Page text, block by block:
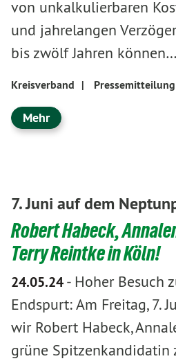
von unkalkulierbaren
und jahrelangen
bis zwölf Jahren können…
Kreisverband | Pressemitteilung
Mehr
7. Juni auf dem
Robert Habeck,
Terry Reintke in Köln!
24.05.24- Hoher Besuch
Endspurt: Am Freitag, 7.
wir Robert Habeck,
grüne Spitzenkandidatin